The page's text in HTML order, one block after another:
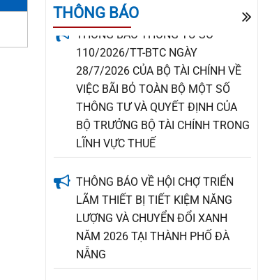
THÔNG BÁO
THÔNG BÁO THÔNG TƯ SỐ
110/2026/TT-BTC NGÀY
28/7/2026 CỦA BỘ TÀI CHÍNH VỀ
VIỆC BÃI BỎ TOÀN BỘ MỘT SỐ
THÔNG TƯ VÀ QUYẾT ĐỊNH CỦA
BỘ TRƯỞNG BỘ TÀI CHÍNH TRONG
LĨNH VỰC THUẾ
LÃM THIẾT BỊ TIẾT KIỆM NĂNG
LƯỢNG VÀ CHUYỂN ĐỔI XANH
NĂM 2026 TẠI THÀNH PHỐ ĐÀ
NẴNG